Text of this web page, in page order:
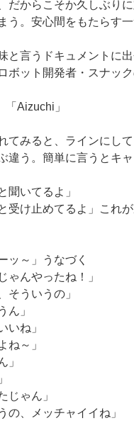
だからこそか久しぶり
う。安心間をもたらす
と言うドキュメントに
ボット開発者・スナック
Aizuchi」
てみると、ラインにし
違う。簡単に言うとキ
聞いてるよ」
受け止めてるよ」これ
ッ～」うなづく
ゃんやったね！」
そういうの」
ん」
いね」
ね～」
」
じゃん」
の、メッチャイイね」